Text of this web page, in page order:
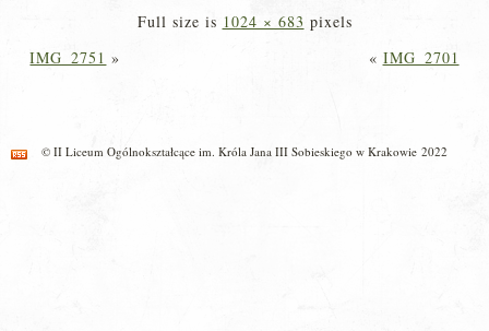
Full size is 1024 × 683 pixels
IMG_2751 » « IMG_2701
© II Liceum Ogólnokształcące im. Króla Jana III Sobieskiego w Krakowie 2022